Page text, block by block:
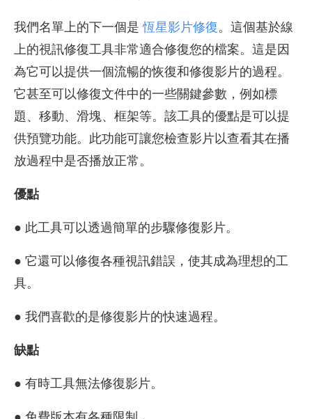
我們名單上的下一個是恆星影片修復 。這個基於線
上的視訊修復工具非常適合修復您的檔案。這是因
為它可以提供一個流暢的恢復和修復影片的過程。
它甚至可以修復文件中的一些關鍵參數，例如標
題、移動、滑塊、框架等。該工具的優點是可以提
供預覽功能。此功能可讓您檢查影片以查看其在播
放過程中是否播放正常。
優點
● 此工具可以透過簡單的步驟修復影片。
● 它還可以修復各種視訊錯誤，使其成為理想的工
具。
● 我們喜歡的是修復影片的快速過程。
缺點
● 有時工具無法修復影片。